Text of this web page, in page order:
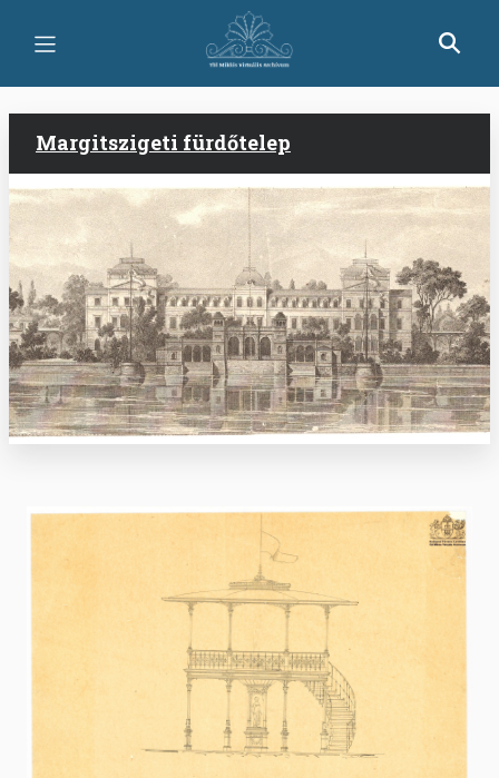
tartalomra
Margitszigeti fürdőtelep